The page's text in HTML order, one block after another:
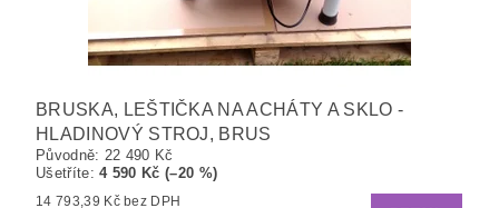
BRUSKA, LEŠTIČKA NA ACHÁTY A SKLO -
HLADINOVÝ STROJ, BRUS
Původně: 22 490 Kč
Ušetříte:4 590 Kč (–20 %)
14 793,39 Kč bez DPH